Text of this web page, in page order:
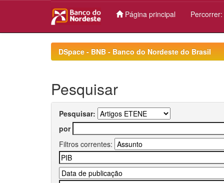
Página principal Percorrer:
DSpace - BNB - Banco do Nordeste do Brasil
Pesquisar
Pesquisar:
por
Filtros correntes: